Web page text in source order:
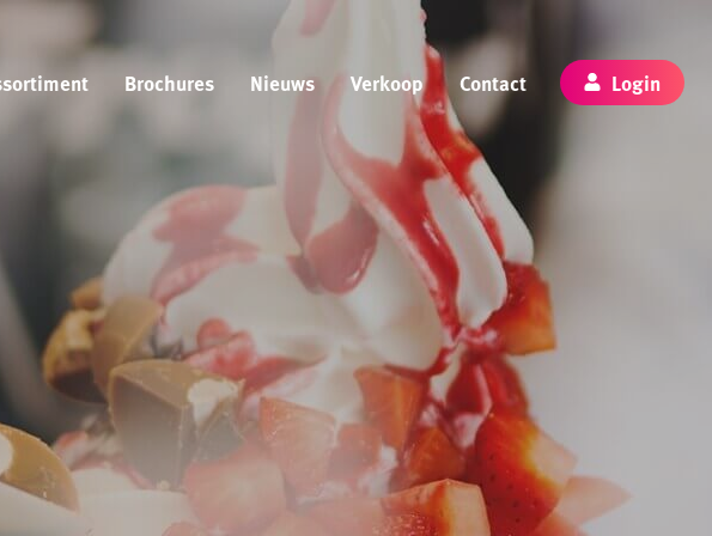
Brochures Nieuws Verkoop Contact Login